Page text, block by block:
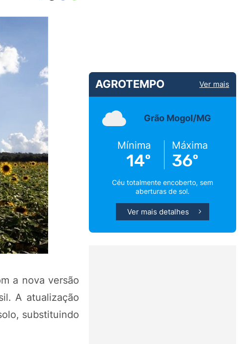
a nova versão
A atualização
substituindo
AGROTEMPO Ver mais
Grão Mogol/MG
Mínima
14º
Máxima
36º
Céu totalmente encoberto, sem
aberturas de sol.
Ver mais detalhes